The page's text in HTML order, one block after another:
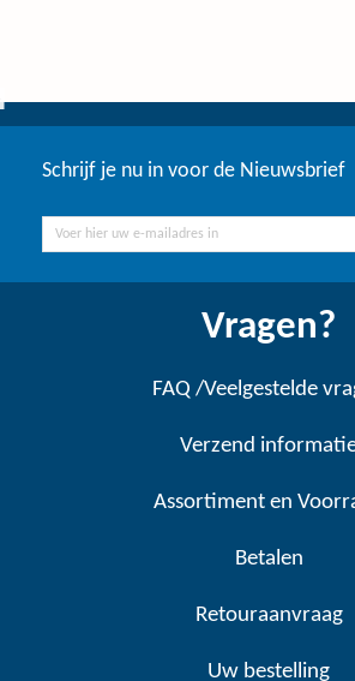
Schrijf je nu in voor de Nieuwsbrief
Vragen?
FAQ /Veelgestelde
Verzend
Assortiment en
Betalen
Retouraanvraag
Uw bestelling